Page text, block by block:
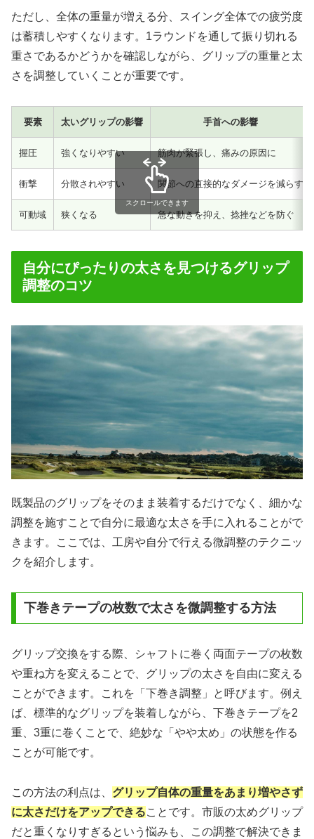
ただし、全体の重量が増える分、スイング全体での疲労度
は蓄積しやすくなります。1ラウンドを通して振り切れる
重さであるかどうかを確認しながら、グリップの重量と太
さを調整していくことが重要です。
要素 太いグリップの影響 手首への影響
握圧 強くなりやすい 筋肉が緊張し、痛みの原因に
衝撃 分散されやすい 関節への直接的なダメージを減らす
可動域 狭くなる 急な動きを抑え、捻挫などを防ぐ
スクロールできます
自分にぴったりの太さを見つけるグリップ
調整のコツ
既製品のグリップをそのまま装着するだけでなく、細かな
調整を施すことで自分に最適な太さを手に入れることがで
きます。ここでは、工房や自分で行える微調整のテクニッ
クを紹介します。
下巻きテープの枚数で太さを微調整する方法
グリップ交換をする際、シャフトに巻く両面テープの枚数
や重ね方を変えることで、グリップの太さを自由に変える
ことができます。これを「下巻き調整」と呼びます。例え
ば、標準的なグリップを装着しながら、下巻きテープを2
重、3重に巻くことで、絶妙な「やや太め」の状態を作る
ことが可能です。
この方法の利点は、 グリップ自体の重量をあまり増やさず
に太さだけをアップできることです。市販の太めグリップ
だと重くなりすぎるという悩みも、この調整で解決できま